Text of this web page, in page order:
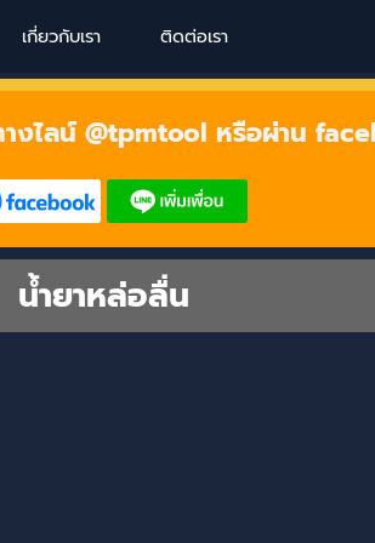
เกี่ยวกับเรา ติดต่อเรา
งไลน์ @tpmtool หรือผ่าน
น้ำยาหล่อลื่น